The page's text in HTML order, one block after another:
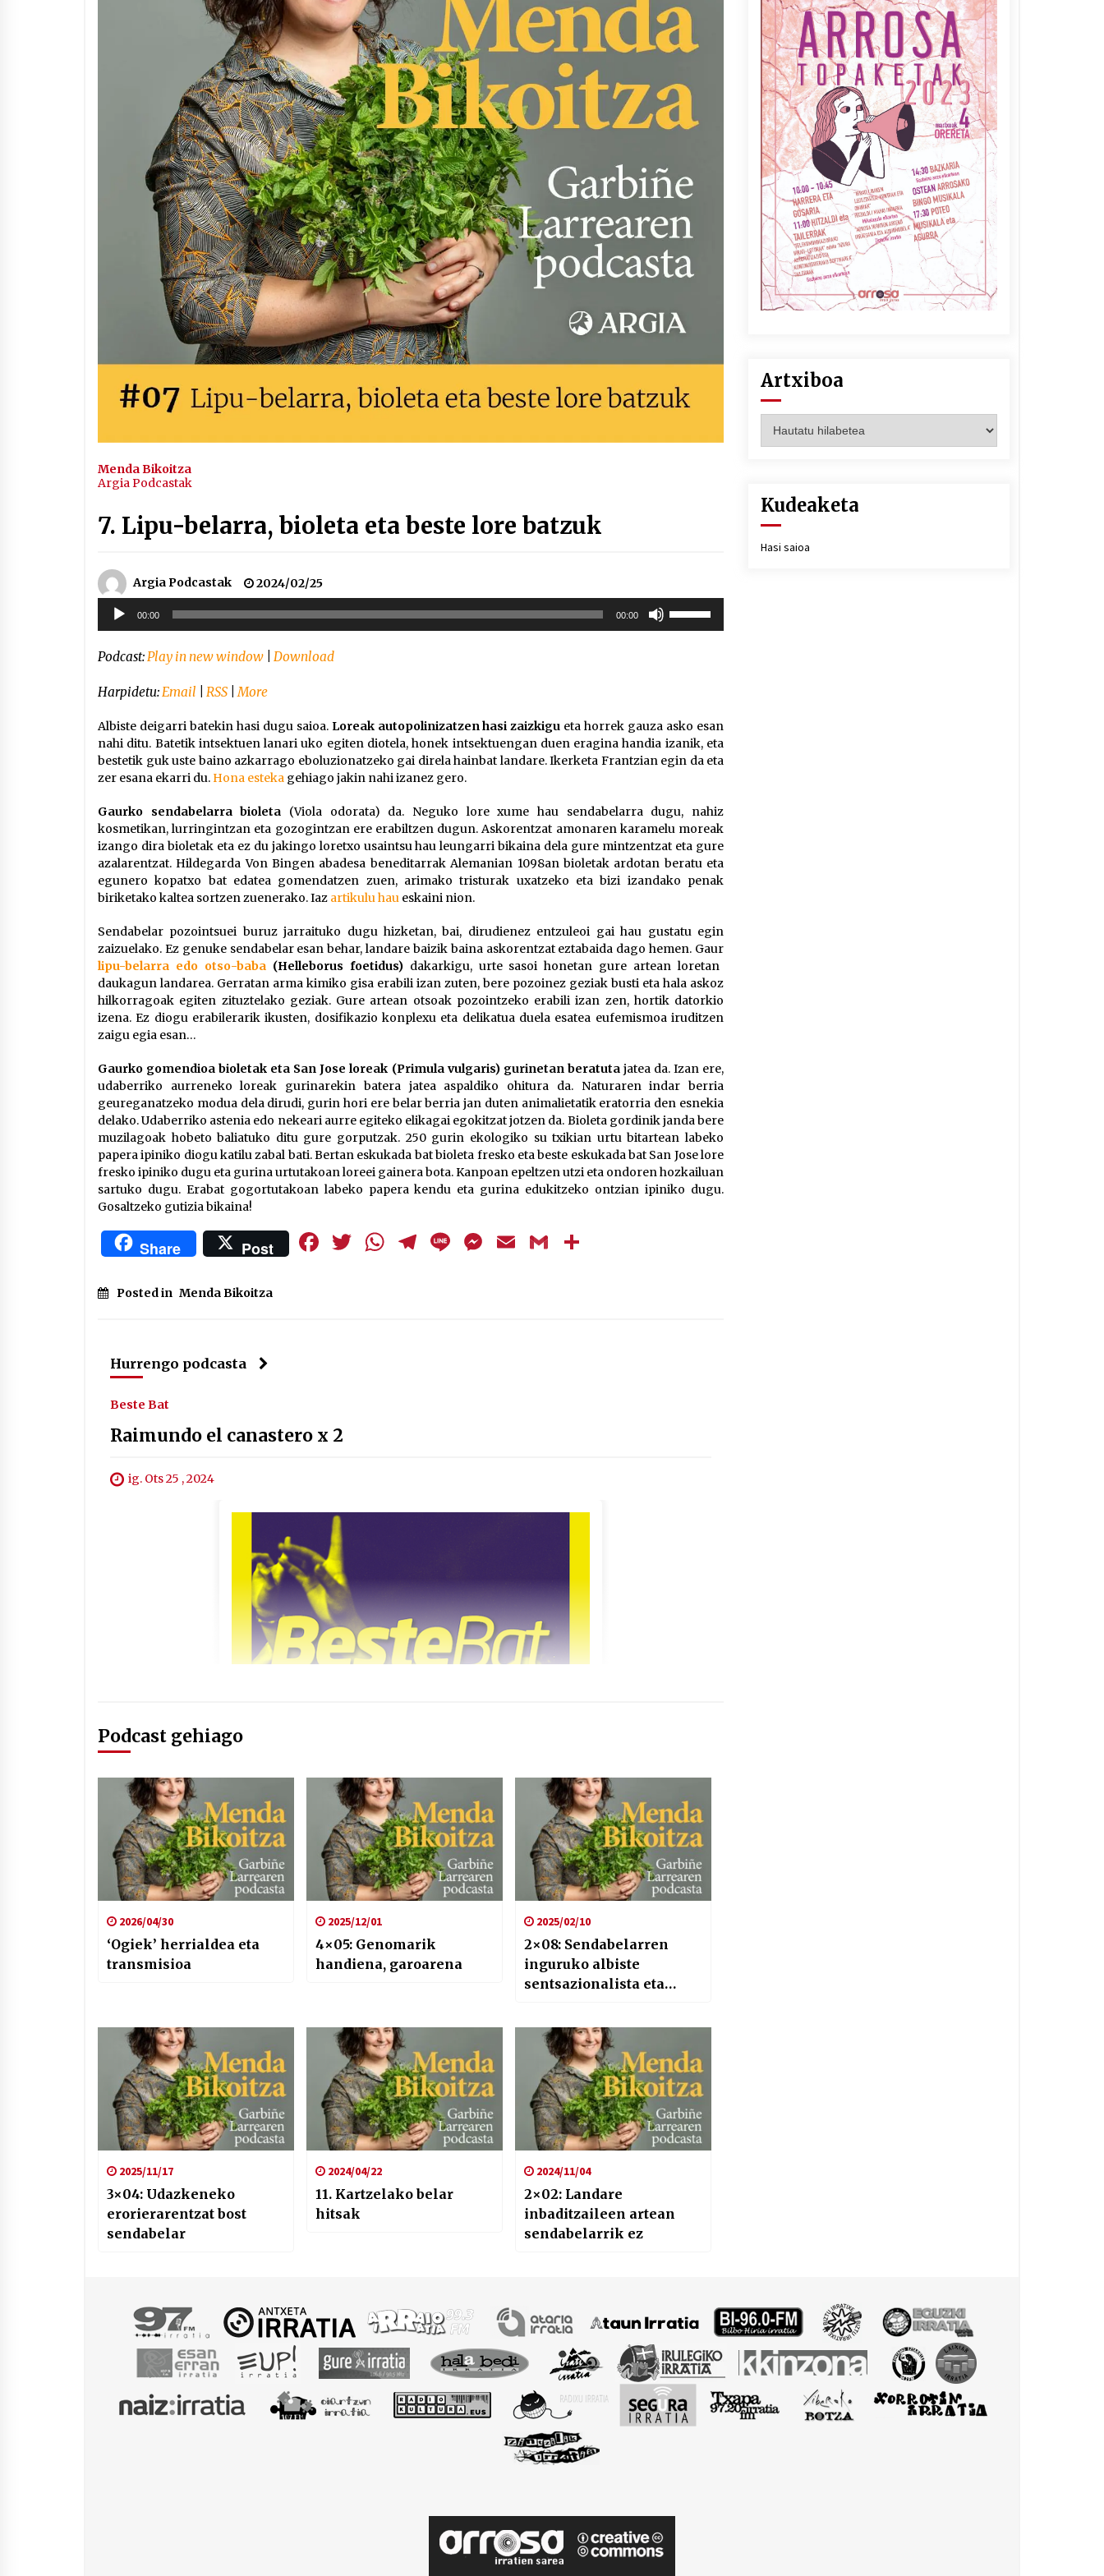
Arrosaren IX. Topaketak –
Mila esker guztioi!
2021/11/11
Arrosa sareko IX. topaketak!
2021/10/13
Azaroak 6 Iurretan Arrosa
sarearen IX. topaketak
2021/10/04
Segura irratian Arrosaren 20
urteez
2021/07/22
Arrosari buruzko erreportaia
2021/07/16
Berria egunkarian
elkarrizketa Arrosaren 20
urteez
2021/07/06
Hala Bedi irratiko Hizpidea
saioan Arrosaren 20 urteez
2021/07/03
Zebrabidearen denboraldi
amaiera EHZtik
2021/07/01
Arrosaren laburpen bideoa
Hamaika Telebistaren eskutik
2021/06/30
Menda Bikoitza
Argia Podcastak
7. Lipu-belarra, bioleta eta beste lore batzuk
Argia Podcastak
2024/02/25
Soinu
erreproduzigailua
00:00 00:00
jaisteko.
Podcast:Play in new window Download
Harpidetu:Email RSS |More
Albiste deigarri batekin hasi dugu saioa. Loreak autopolinizatzen hasi zaizkigu eta horrek gauza asko esan
nahi ditu. Batetik intsektuen lanari uko egiten diotela, honek intsektuengan duen eragina handia izanik, eta
bestetik guk uste baino azkarrago eboluzionatzeko gai direla hainbat landare. Ikerketa Frantzian egin da eta
zer esana ekarri du. Hona esteka gehiago jakin nahi izanez gero.
Gaurko sendabelarra bioleta (Viola odorata) da. Neguko lore xume hau sendabelarra dugu, nahiz
kosmetikan, lurringintzan eta gozogintzan ere erabiltzen dugun. Askorentzat amonaren karamelu moreak
izango dira bioletak eta ez du jakingo loretxo usaintsu hau leungarri bikaina dela gure mintzentzat eta gure
azalarentzat. Hildegarda Von Bingen abadesa beneditarrak Alemanian 1098an bioletak ardotan beratu eta
egunero kopatxo bat edatea gomendatzen zuen, arimako tristurak uxatzeko eta bizi izandako penak
biriketako kaltea sortzen zuenerako. Iaz artikulu hau eskaini nion.
Sendabelar pozointsuei buruz jarraituko dugu hizketan, bai, dirudienez entzuleoi gai hau gustatu egin
zaizuelako. Ez genuke sendabelar esan behar, landare baizik baina askorentzat eztabaida dago hemen. Gaur
lipu-belarra edo otso-baba(Helleborus foetidus) dakarkigu, urte sasoi honetan gure artean loretan
daukagun landarea. Gerratan arma kimiko gisa erabili izan zuten, bere pozoinez geziak busti eta hala askoz
hilkorragoak egiten zituztelako geziak. Gure artean otsoak pozointzeko erabili izan zen, hortik datorkio
izena. Ez diogu erabilerarik ikusten, dosifikazio konplexu eta delikatua duela esatea eufemismoa iruditzen
zaigu egia esan…
Gaurko gomendioa bioletak eta San Jose loreak (Primula vulgaris) gurinetan beratutajatea da. Izan ere,
udaberriko aurreneko loreak gurinarekin batera jatea aspaldiko ohitura da. Naturaren indar berria
geureganatzeko modua dela dirudi, gurin hori ere belar berria jan duten animalietatik eratorria den esnekia
delako. Udaberriko astenia edo nekeari aurre egiteko elikagai egokitzat jotzen da. Bioleta gordinik janda bere
muzilagoak hobeto baliatuko ditu gure gorputzak. 250 gurin ekologiko su txikian urtu bitartean labeko
papera ipiniko diogu katilu zabal bati. Bertan eskukada bat bioleta fresko eta beste eskukada bat San Jose lore
fresko ipiniko dugu eta gurina urtutakoan loreei gainera bota. Kanpoan epeltzen utzi eta ondoren hozkailuan
sartuko dugu. Erabat gogortutakoan labeko papera kendu eta gurina edukitzeko ontzian ipiniko dugu.
Gosaltzeko gutizia bikaina!
Share Post Facebook
Twitter
WhatsApp
Telegram
LineMessenger
EmailGmail
Posted in Menda Bikoitza
Hurrengo podcasta
Beste Bat
Raimundo el canastero x 2
ig. Ots 25 , 2024
Podcast gehiago
2026/04/30
‘Ogiek’ herrialdea eta
transmisioa
2025/12/01
4×05: Genomarik
handiena, garoarena
2025/02/10
2×08: Sendabelarren
inguruko albiste
sentsazionalista eta
2025/11/17
3×04: Udazkeneko
erorierarentzat bost
sendabelar
2024/04/22
11. Kartzelako belar
hitsak
2024/11/04
2×02: Landare
inbaditzaileen artean
sendabelarrik ez
Artxiboa
Kudeaketa
Hasi saioa